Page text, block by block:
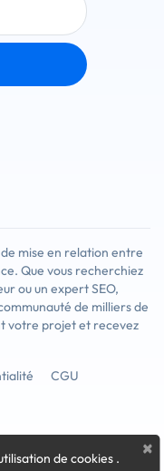
mise en relation entre
Que vous recherchiez
ou un expert SEO,
de milliers de
votre projet et recevez
CGU
×
de cookies .